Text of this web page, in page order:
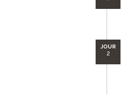
JOUR
2